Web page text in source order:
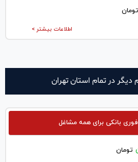
تومان
اطلاعات بیشتر >
دیگر در تمام استان تهران
بانکی برای همه مشاغل
تومان